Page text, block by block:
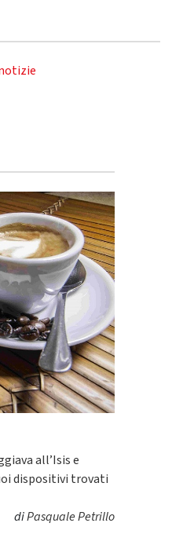
all’Isis e
dispositivi trovati
diPasquale Petrillo